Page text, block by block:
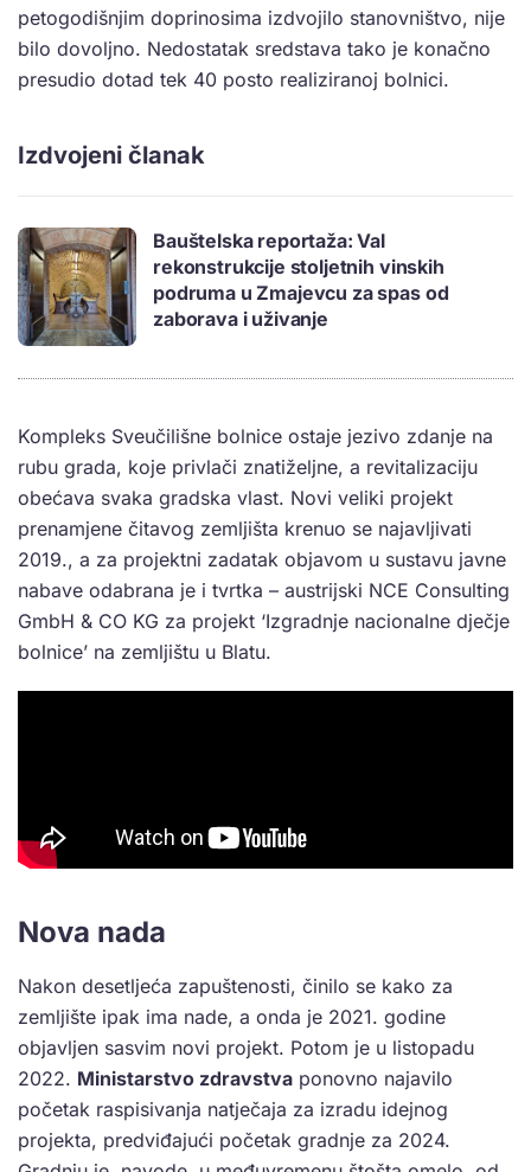
petogodišnjim doprinosima izdvojilo stanovništvo, nije
bilo dovoljno. Nedostatak sredstava tako je konačno
presudio dotad tek 40 posto realiziranoj bolnici.
Izdvojeni članak
Bauštelska reportaža: Val
rekonstrukcije stoljetnih vinskih
podruma u Zmajevcu za spas od
zaborava i uživanje
Kompleks Sveučilišne bolnice ostaje jezivo zdanje na
rubu grada, koje privlači znatiželjne, a revitalizaciju
obećava svaka gradska vlast. Novi veliki projekt
prenamjene čitavog zemljišta krenuo se najavljivati
2019., a za projektni zadatak objavom u sustavu javne
nabave odabrana je i tvrtka – austrijski NCE Consulting
GmbH & CO KG za projekt ‘Izgradnje nacionalne dječje
bolnice’ na zemljištu u Blatu.
Nova nada
Nakon desetljeća zapuštenosti, činilo se kako za
zemljište ipak ima nade, a onda je 2021. godine
objavljen sasvim novi projekt. Potom je u listopadu
2022. Ministarstvo zdravstva ponovno najavilo
početak raspisivanja natječaja za izradu idejnog
projekta, predviđajući početak gradnje za 2024.